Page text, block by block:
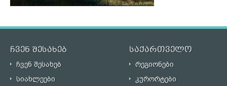
ჩვენ შესახებ საქართველო
ჩვენ შესახებ
რეგიონები
სიახლეები
კურორტები